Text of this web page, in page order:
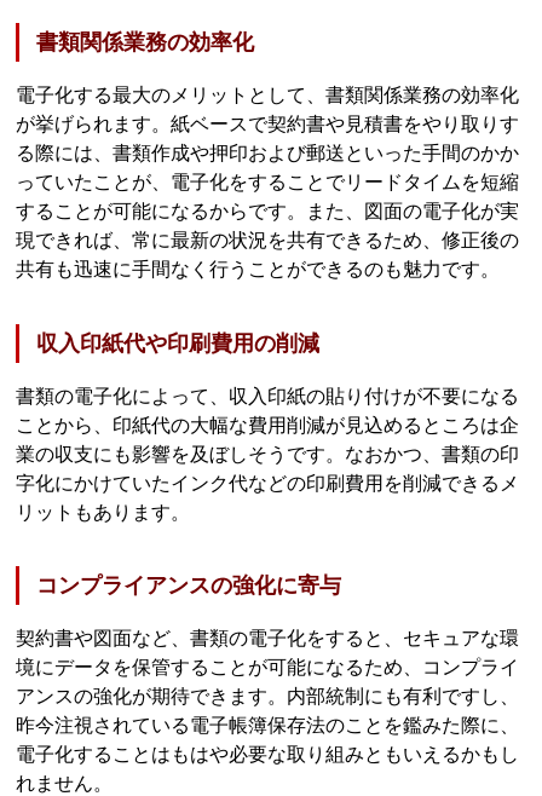
書類関係業務の効率化
電子化する最大のメリットとして、書類関係業務の効率化
が挙げられます。紙ベースで契約書や見積書をやり取りす
る際には、書類作成や押印および郵送といった手間のかか
っていたことが、電子化をすることでリードタイムを短縮
することが可能になるからです。また、図面の電子化が実
現できれば、常に最新の状況を共有できるため、修正後の
共有も迅速に手間なく行うことができるのも魅力です。
収入印紙代や印刷費用の削減
書類の電子化によって、収入印紙の貼り付けが不要になる
ことから、印紙代の大幅な費用削減が見込めるところは企
業の収支にも影響を及ぼしそうです。なおかつ、書類の印
字化にかけていたインク代などの印刷費用を削減できるメ
リットもあります。
コンプライアンスの強化に寄与
契約書や図面など、書類の電子化をすると、セキュアな環
境にデータを保管することが可能になるため、コンプライ
アンスの強化が期待できます。内部統制にも有利ですし、
昨今注視されている電子帳簿保存法のことを鑑みた際に、
電子化することはもはや必要な取り組みともいえるかもし
れません。